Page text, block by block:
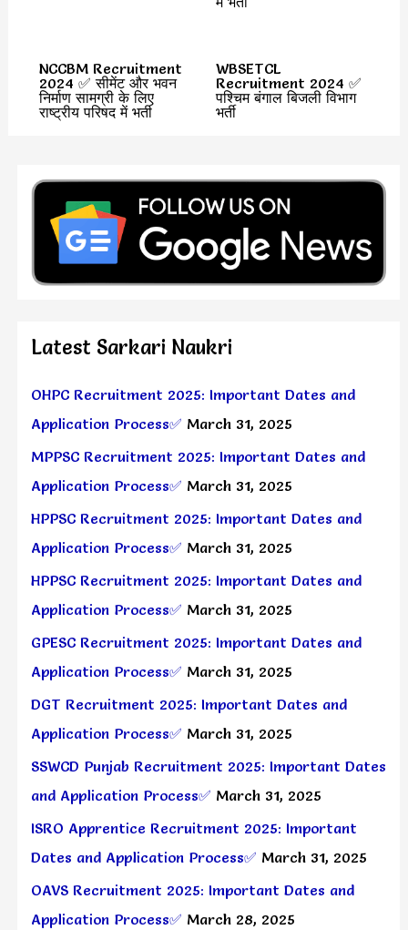
NCCBM Recruitment
2024 ✅ सीमेंट और भवन
निर्माण सामग्री के लिए
राष्ट्रीय परिषद में भर्ती
WBSETCL
Recruitment 2024 ✅
पश्चिम बंगाल बिजली विभाग
भर्ती
Latest Sarkari Naukri
OHPC Recruitment 2025: Important Dates and
Application Process✅ March 31, 2025
MPPSC Recruitment 2025: Important Dates and
Application Process✅ March 31, 2025
HPPSC Recruitment 2025: Important Dates and
Application Process✅ March 31, 2025
HPPSC Recruitment 2025: Important Dates and
Application Process✅ March 31, 2025
GPESC Recruitment 2025: Important Dates and
Application Process✅ March 31, 2025
DGT Recruitment 2025: Important Dates and
Application Process✅ March 31, 2025
SSWCD Punjab Recruitment 2025: Important Dates
and Application Process✅ March 31, 2025
ISRO Apprentice Recruitment 2025: Important
Dates and Application Process✅ March 31, 2025
OAVS Recruitment 2025: Important Dates and
Application Process✅ March 28, 2025